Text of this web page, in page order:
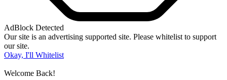
AdBlock Detected
Our site is an advertising supported site. Please whitelist to support
our site.
Okay, I'll Whitelist
Welcome Back!